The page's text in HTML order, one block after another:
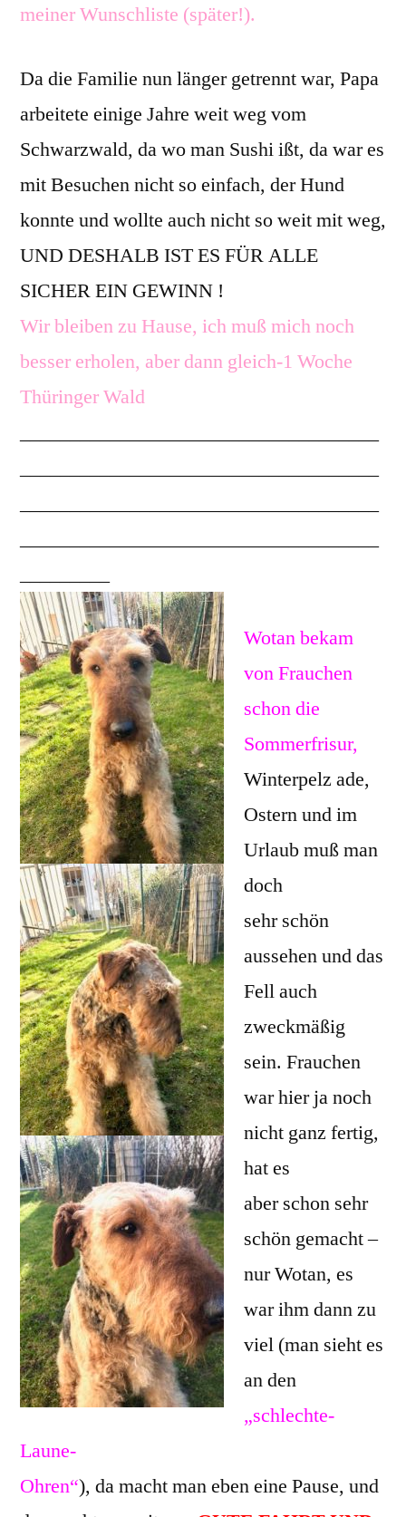
meiner Wunschliste (später!).
Da die Familie nun länger getrennt war, Papa
arbeitete einige Jahre weit weg vom
Schwarzwald, da wo man Sushi ißt, da war es
mit Besuchen nicht so einfach, der Hund
konnte und wollte auch nicht so weit mit weg,
UND DESHALB IST ES FÜR ALLE
SICHER EIN GEWINN !
Wir bleiben zu Hause, ich muß mich noch
besser erholen, aber dann gleich-1 Woche
Thüringer Wald
Wotan bekam
von Frauchen
schon die
Sommerfrisur,
Winterpelz ade,
Ostern und im
Urlaub muß man
doch
sehr schön
aussehen und das
Fell auch
zweckmäßig
sein. Frauchen
war hier ja noch
nicht ganz fertig,
hat es
aber schon sehr
schön gemacht –
nur Wotan, es
war ihm dann zu
viel (man sieht es
an den
„schlechte-
Laune-
Ohren“), da macht man eben eine Pause, und